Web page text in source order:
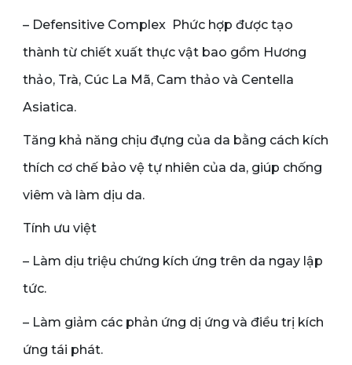
– Defensitive Complex Phức hợp được tạo
thành từ chiết xuất thực vật bao gồm Hương
thảo, Trà, Cúc La Mã, Cam thảo và Centella
Asiatica.
Tăng khả năng chịu đựng của da bằng cách kích
thích cơ chế bảo vệ tự nhiên của da, giúp chống
viêm và làm dịu da.
Tính ưu việt
– Làm dịu triệu chứng kích ứng trên da ngay lập
tức.
– Làm giảm các phản ứng dị ứng và điều trị kích
ứng tái phát.